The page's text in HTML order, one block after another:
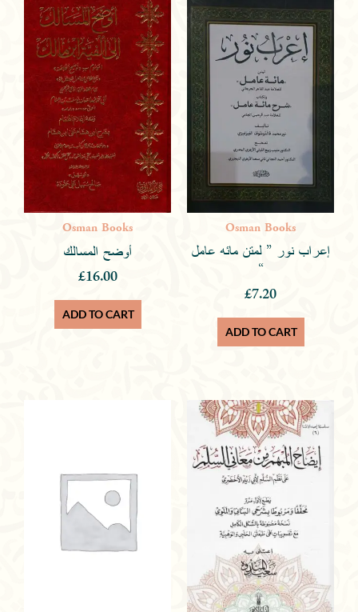
Osman Books
‏أوضح المسالك
£16.00
ADD TO CART
Osman Books
إعراب نور ” لمتن مائه عامل
“
£7.20
ADD TO CART